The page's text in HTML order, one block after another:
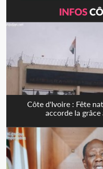
INFOS
Côte d'Ivoire : Fête
accorde la